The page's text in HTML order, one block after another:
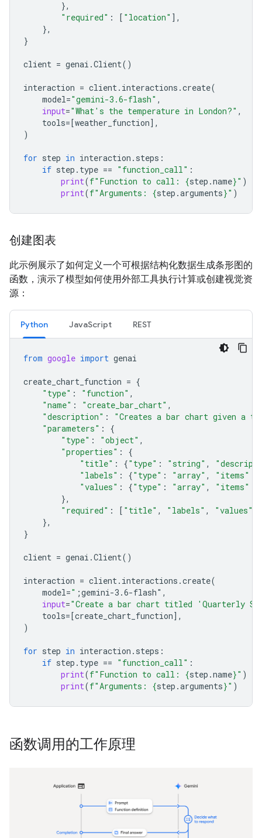
},
"required" : [ "location" ],
},
}
client = genai .Client()
interaction = client. interactions .create(
model="gemini-3.6-flash" ,
input="What's the temperature in London?" ,
tools=[weather_function],
)
for step in interaction . steps :
if step . type == "function_call" :
print(f"Function to call: {step .name}" )
print(f"Arguments: {step .arguments}" )
创建图表
此示例展示了如何定义一个可根据结构化数据生成条形图的
函数，演示了模型如何使用外部工具执行计算或创建视觉资
源：
Python JavaScript REST
from google import genai
create_chart_function = {
"type" : "function" ,
"name" : "create_bar_chart" ,
"description" :
"Creates a bar chart given a
"parameters" :
{
"type" : "object" ,
"properties" :
{
"title" : {"type" : "string" ,
"labels" : {"type" : "array" , "items"
"values" : {"type" : "array" , "items"
},
"required" : [ "title" , "labels" , "values"
},
}
client = genai .Client()
interaction = client. interactions .create(
model=" ;gemini-3.6-flash" ,
input="Create a bar chart titled 'Quarterly
tools=[create_chart_function],
)
for step in interaction . steps :
if step . type == "function_call" :
print(f"Function to call: {step .name}" )
print(f"Arguments: {step .arguments}" )
函数调用的工作原理